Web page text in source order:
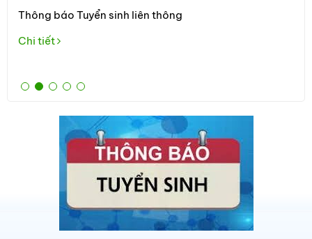
Thông báo Tuyển sinh liên thông
Chi tiết